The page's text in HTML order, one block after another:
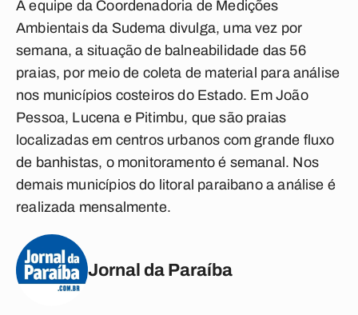
A equipe da Coordenadoria de Medições
Ambientais da Sudema divulga, uma vez por
semana, a situação de balneabilidade das 56
praias, por meio de coleta de material para análise
nos municípios costeiros do Estado. Em João
Pessoa, Lucena e Pitimbu, que são praias
localizadas em centros urbanos com grande fluxo
de banhistas, o monitoramento é semanal. Nos
demais municípios do litoral paraibano a análise é
realizada mensalmente.
Jornal da Paraíba